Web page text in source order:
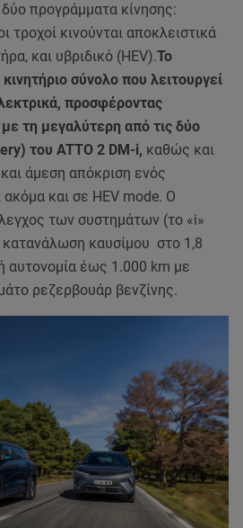
προγράμματα κίνησης:
τροχοί κινούνται αποκλειστικά
και υβριδικό (HEV).Το
σύνολο που λειτουργεί
προσφέροντας
τη μεγαλύτερη από τις δύο
του ATTO 2 DM-i, καθώς και
άμεση απόκριση ενός
και σε HEV mode. Ο
των συστημάτων (το «i»
κατανάλωση καυσίμου στo 1,8
αυτονομία έως 1.000 km με
ρεζερβουάρ βενζίνης.